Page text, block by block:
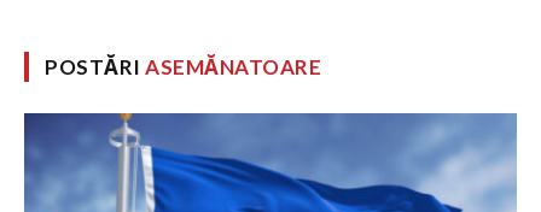
POSTĂRIASEMĂNATOARE